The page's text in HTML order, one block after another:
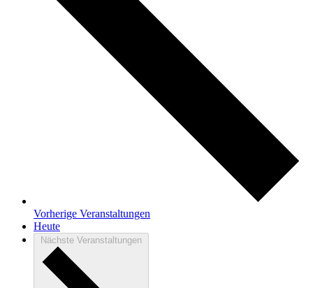
Vorherige Veranstaltungen
Heute
Nächste Veranstaltungen